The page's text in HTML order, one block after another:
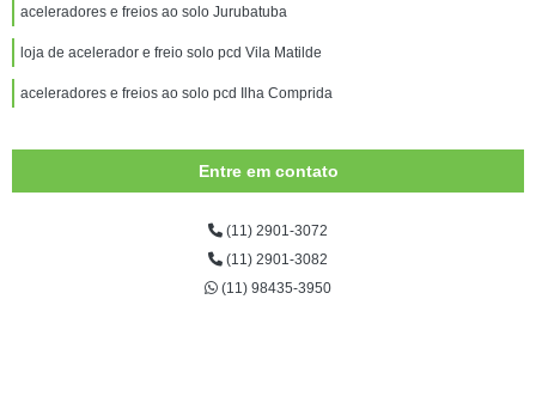
aceleradores e freios ao solo Jurubatuba
loja de acelerador e freio solo pcd Vila Matilde
aceleradores e freios ao solo pcd Ilha Comprida
Entre em contato
(11) 2901-3072
(11) 2901-3082
(11) 98435-3950